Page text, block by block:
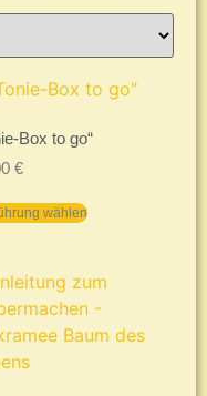
Box to go“
€
wählen